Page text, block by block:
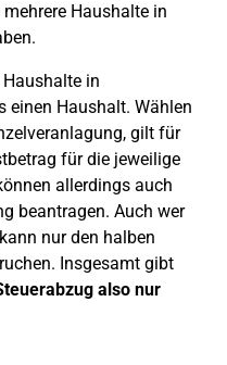
Haushalte in
in
einen Haushalt. Wählen
gilt für
für die jeweilige
allerdings auch
beantragen. Auch wer
nur den halben
Insgesamt gibt
also nur